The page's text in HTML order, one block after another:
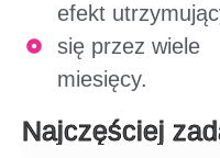
efekt
się przez wiele
miesięcy.
Najczęściej